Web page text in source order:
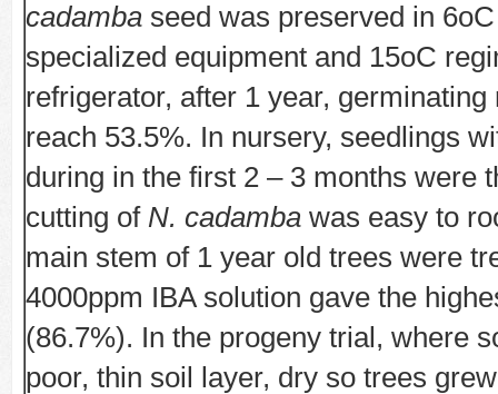
cadamba seed was preserved in
specialized equipment and 15oC
refrigerator, after 1 year, germinating
reach 53.5%. In nursery, seedlings
during in the first 2 – 3 months were
cutting of N. cadamba was easy to
main stem of 1 year old trees were
4000ppm IBA solution gave the
(86.7%). In the progeny trial, where
poor, thin soil layer, dry so trees